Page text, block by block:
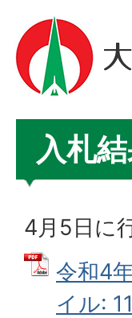
入札
4月5日に
令和4
イル: